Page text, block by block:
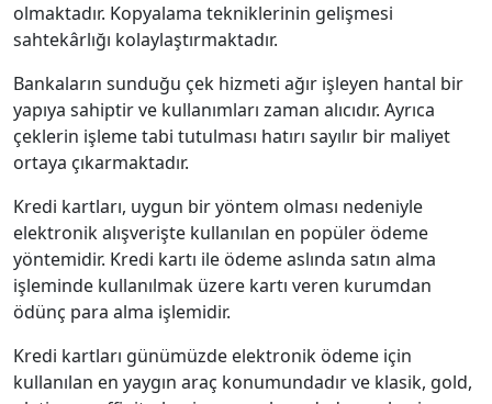
olmaktadır. Kopyalama tekniklerinin gelişmesi
sahtekârlığı kolaylaştırmaktadır.
Bankaların sunduğu çek hizmeti ağır işleyen hantal bir
yapıya sahiptir ve kullanımları zaman alıcıdır. Ayrıca
çeklerin işleme tabi tutulması hatırı sayılır bir maliyet
ortaya çıkarmaktadır.
Kredi kartları, uygun bir yöntem olması nedeniyle
elektronik alışverişte kullanılan en popüler ödeme
yöntemidir. Kredi kartı ile ödeme aslında satın alma
işleminde kullanılmak üzere kartı veren kurumdan
ödünç para alma işlemidir.
Kredi kartları günümüzde elektronik ödeme için
kullanılan en yaygın araç konumundadır ve klasik, gold,